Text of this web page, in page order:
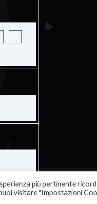
più pertinente
visitare "Impostazioni